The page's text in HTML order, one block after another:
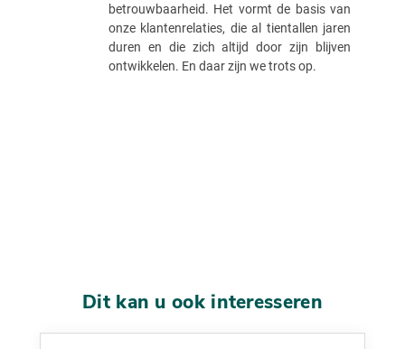
betrouwbaarheid. Het vormt de basis van
onze klantenrelaties, die al tientallen jaren
duren en die zich altijd door zijn blijven
ontwikkelen. En daar zijn we trots op.
Dit kan u ook interesseren